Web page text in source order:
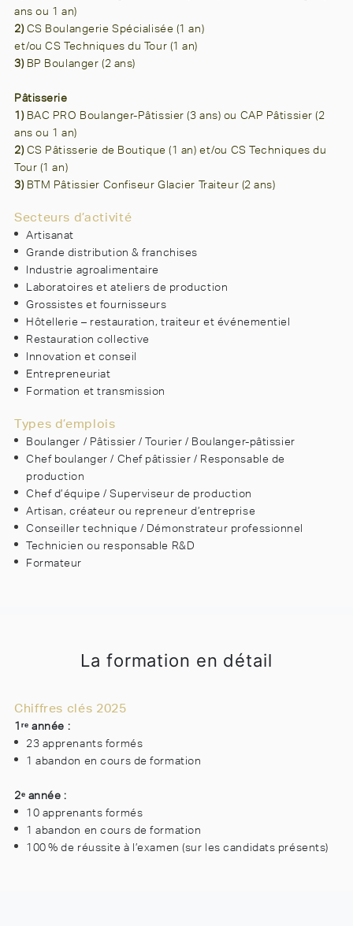
ans ou 1 an)
2) CS Boulangerie Spécialisée (1 an)
et/ouCS Techniques du Tour (1 an)
3) BP Boulanger (2 ans)
Pâtisserie
1) BAC PRO Boulanger-Pâtissier (3 ans) ou CAP Pâtissier (2
ans ou 1 an)
2) CS Pâtisserie de Boutique (1 an) et/ou CS Techniques du
Tour (1 an)
3) BTM Pâtissier Confiseur Glacier Traiteur (2 ans)
Secteurs d’activité
Artisanat
Grande distribution & franchises
Industrie agroalimentaire
Laboratoires et ateliers de production
Grossistes et fournisseurs
Hôtellerie – restauration, traiteur et événementiel
Restauration collective
Innovation et conseil
Entrepreneuriat
Formation et transmission
Types d’emplois
Boulanger / Pâtissier / Tourier / Boulanger-pâtissier
Chef boulanger / Chef pâtissier / Responsable de
production
Chef d’équipe / Superviseur de production
Artisan, créateur ou repreneur d’entreprise
Conseiller technique / Démonstrateur professionnel
Technicien ou responsable R&D
Formateur
La formation en détail
Chiffres clés 2025
1ʳᵉ année :
23 apprenants formés
1 abandon en cours de formation
2ᵉ année :
10 apprenants formés
1 abandon en cours de formation
100 % de réussite à l’examen (sur les candidats présents)